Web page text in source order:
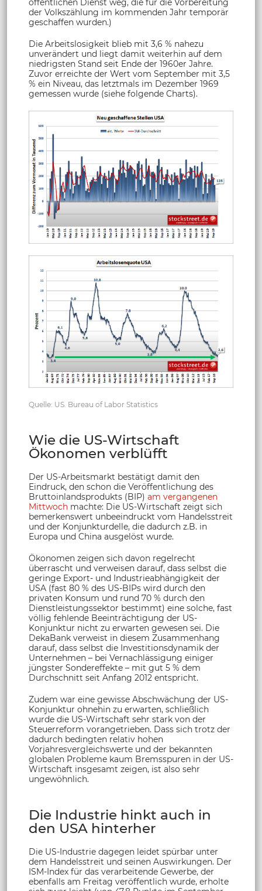
öffentlichen Dienst weg, die für die Vorbereitung
der Volkszählung im kommenden Jahr temporär
geschaffen wurden.)
Die Arbeitslosigkeit blieb mit 3,6 % nahezu
unverändert und liegt damit weiterhin auf dem
niedrigsten Stand seit Ende der 1960er Jahre.
Zuvor erreichte der Wert vom September mit 3,5
% ein Niveau, das letztmals im Dezember 1969
gemessen wurde (siehe folgende Charts).
Quelle: US. Bureau of Labor Statistics
Wie die US-Wirtschaft
Ökonomen verblüfft
Der US-Arbeitsmarkt bestätigt damit den
Eindruck, den schon die Veröffentlichung des
Bruttoinlandsprodukts (BIP) am vergangenen
Mittwoch machte: Die US-Wirtschaft zeigt sich
bemerkenswert unbeeindruckt vom Handelsstreit
und der Konjunkturdelle, die dadurch z.B. in
Europa und China ausgelöst wurde.
Ökonomen zeigen sich davon regelrecht
überrascht und verweisen darauf, dass selbst die
geringe Export- und Industrieabhängigkeit der
USA (fast 80 % des US-BIPs wird durch den
privaten Konsum und rund 70 % durch den
Dienstleistungssektor bestimmt) eine solche, fast
völlig fehlende Beeinträchtigung der US-
Konjunktur nicht zu erwarten gewesen sei. Die
DekaBank verweist in diesem Zusammenhang
darauf, dass selbst die Investitionsdynamik der
Unternehmen – bei Vernachlässigung einiger
jüngster Sondereffekte – mit gut 5 % dem
Durchschnitt seit Anfang 2012 entspricht.
Zudem war eine gewisse Abschwächung der US-
Konjunktur ohnehin zu erwarten, schließlich
wurde die US-Wirtschaft sehr stark von der
Steuerreform vorangetrieben. Dass sich trotz der
dadurch bedingten relativ hohen
Vorjahresvergleichswerte und der bekannten
globalen Probleme kaum Bremsspuren in der US-
Wirtschaft insgesamt zeigen, ist also sehr
ungewöhnlich.
Die Industrie hinkt auch in
den USA hinterher
Die US-Industrie dagegen leidet spürbar unter
dem Handelsstreit und seinen Auswirkungen. Der
ISM-Index für das verarbeitende Gewerbe, der
ebenfalls am Freitag veröffentlich wurde, erholte